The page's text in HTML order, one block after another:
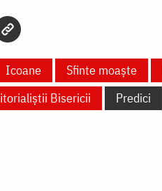
Icoane Sfinte moaște
Bisericii Predici